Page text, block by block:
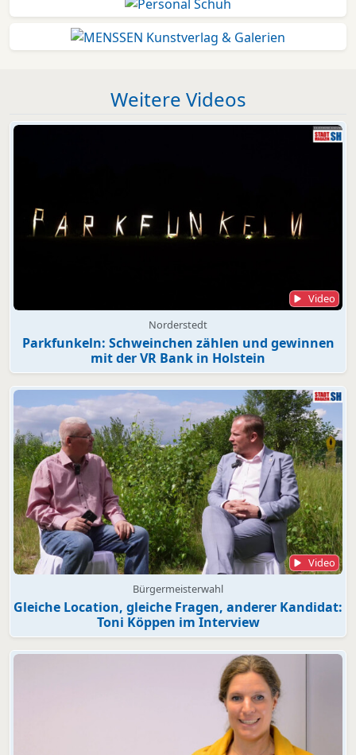
Weitere Videos
Video
Norderstedt
Parkfunkeln: Schweinchen zählen und gewinnen
mit der VR Bank in Holstein
Video
Bürgermeisterwahl
Gleiche Location, gleiche Fragen, anderer Kandidat:
Toni Köppen im Interview